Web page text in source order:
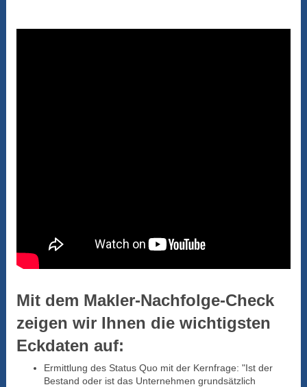
Mit dem Makler-Nachfolge-Check
zeigen wir Ihnen die wichtigsten
Eckdaten auf:
Ermittlung des Status Quo mit der Kernfrage: "Ist der
Bestand oder ist das Unternehmen grundsätzlich